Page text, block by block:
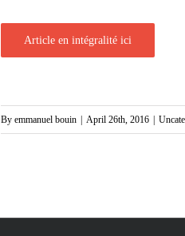
Article en intégralité ici
By emmanuel bouin April 26th, 2016